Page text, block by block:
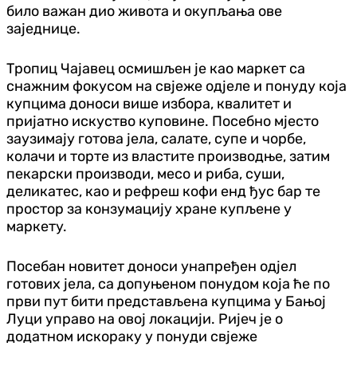
било важан дио живота и окупљања ове
заједнице.
Тропиц Чајавец осмишљен је као маркет са
снажним фокусом на свјеже одјеле и понуду која
купцима доноси више избора, квалитет и
пријатно искуство куповине. Посебно мјесто
заузимају готова јела, салате, супе и чорбе,
колачи и торте из властите производње, затим
пекарски производи, месо и риба, суши,
деликатес, као и рефреш кофи енд ђус бар те
простор за конзумацију хране купљене у
маркету.
Посебан новитет доноси унапређен одјел
готових јела, са допуњеном понудом која ће по
први пут бити представљена купцима у Бањој
Луци управо на овој локацији. Ријеч је о
додатном искораку у понуди свјеже